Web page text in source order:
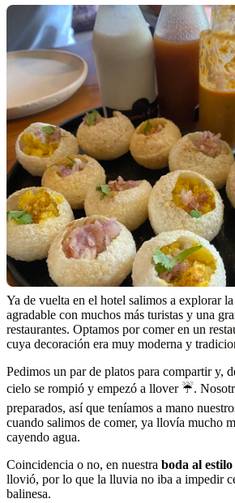
Ya de vuelta en el hotel salimos a explorar
agradable con muchos más turistas y una
restaurantes. Optamos por comer en un
cuya decoración era muy moderna y
Pedimos un par de platos para compartir y,
cielo se rompió y empezó a llover ☔️.
preparados, así que teníamos a mano
cuando salimos de comer, ya llovía mucho
cayendo agua.
Coincidencia o no, en nuestra boda al
llovió, por lo que la lluvia no iba a impedir
balinesa.